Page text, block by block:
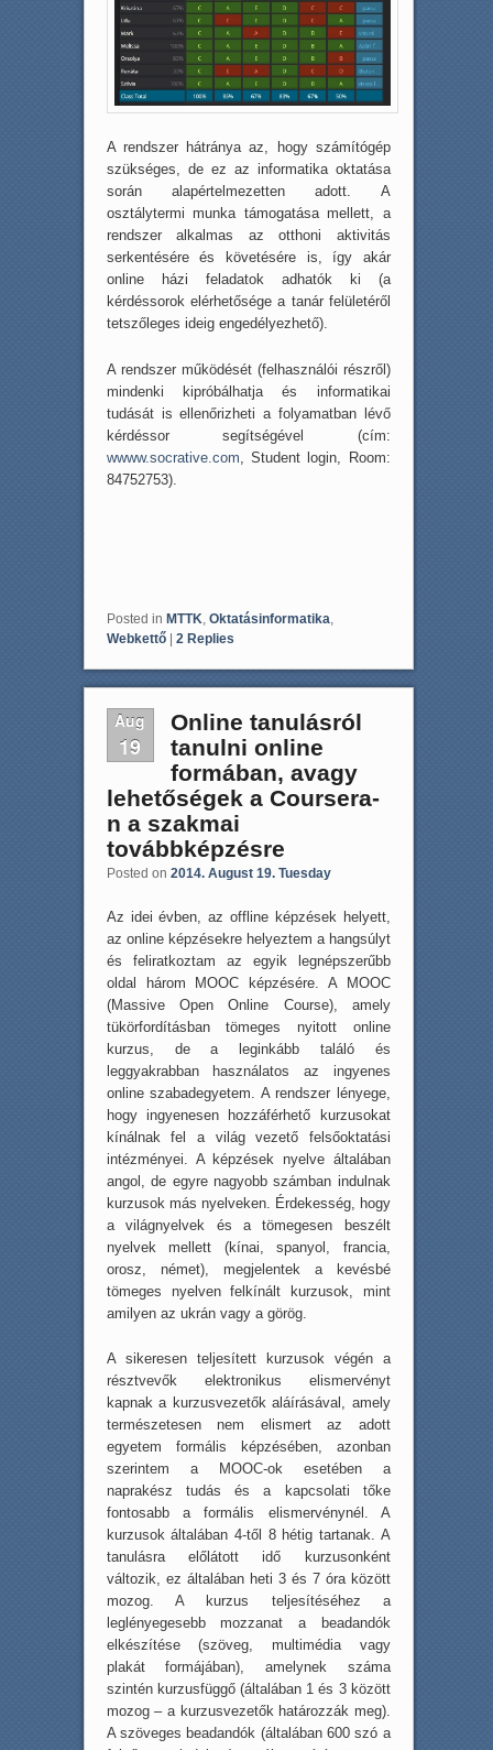
A rendszer hátránya az, hogy számítógép
szükséges, de ez az informatika oktatása
során alapértelmezetten adott. A
osztálytermi munka támogatása mellett, a
rendszer alkalmas az otthoni aktivitás
serkentésére és követésére is, így akár
online házi feladatok adhatók ki (a
kérdéssorok elérhetősége a tanár felületéről
tetszőleges ideig engedélyezhető).
A rendszer működését (felhasználói részről)
mindenki kipróbálhatja és informatikai
tudását is ellenőrizheti a folyamatban lévő
kérdéssor segítségével (cím:
wwww.socrative.com , Student login, Room:
84752753).
Posted in MTTK Oktatásinformatika
Webkettő | 2 Replies
Aug
19
Online tanulásról
tanulni online
formában, avagy
lehetőségek a Coursera-
n a szakmai
továbbképzésre
Posted on 2014. August 19. Tuesday
Az idei évben, az offline képzések helyett,
az online képzésekre helyeztem a hangsúlyt
és feliratkoztam az egyik legnépszerűbb
oldal három MOOC képzésére. A MOOC
(Massive Open Online Course), amely
tükörfordításban tömeges nyitott online
kurzus, de a leginkább találó és
leggyakrabban használatos az ingyenes
online szabadegyetem. A rendszer lényege,
hogy ingyenesen hozzáférhető kurzusokat
kínálnak fel a világ vezető felsőoktatási
intézményei. A képzések nyelve általában
angol, de egyre nagyobb számban indulnak
kurzusok más nyelveken. Érdekesség, hogy
a világnyelvek és a tömegesen beszélt
nyelvek mellett (kínai, spanyol, francia,
orosz, német), megjelentek a kevésbé
tömeges nyelven felkínált kurzusok, mint
amilyen az ukrán vagy a görög.
A sikeresen teljesített kurzusok végén a
résztvevők elektronikus elismervényt
kapnak a kurzusvezetők aláírásával, amely
természetesen nem elismert az adott
egyetem formális képzésében, azonban
szerintem a MOOC-ok esetében a
naprakész tudás és a kapcsolati tőke
fontosabb a formális elismervénynél. A
kurzusok általában 4-től 8 hétig tartanak. A
tanulásra előlátott idő kurzusonként
változik, ez általában heti 3 és 7 óra között
mozog. A kurzus teljesítéséhez a
leglényegesebb mozzanat a beadandók
elkészítése (szöveg, multimédia vagy
plakát formájában), amelynek száma
szintén kurzusfüggő (általában 1 és 3 között
mozog – a kurzusvezetők határozzák meg).
A szöveges beadandók (általában 600 szó a